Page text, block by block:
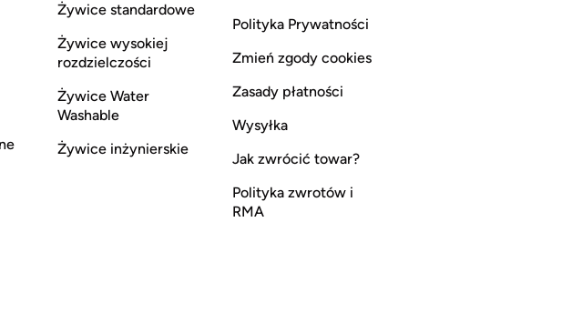
Żywice standardowe
Żywice wysokiej
rozdzielczości
Żywice Water
Washable
Żywice inżynierskie
Polityka Prywatności
Zmień zgody cookies
Zasady płatności
Wysyłka
Jak zwrócić towar?
Polityka zwrotów i
RMA